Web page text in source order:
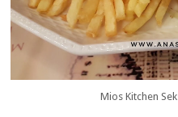
Mios Kitchen